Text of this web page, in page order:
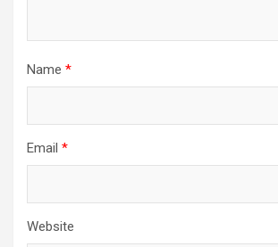
Name *
Email *
Website